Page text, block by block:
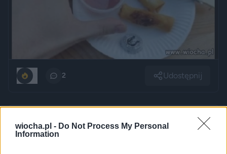
wiocha.pl - Do Not Process My Personal
Information
2 Udostępnij
Ależ ten Pan Arturek jest romantyczny.
przezAnatoliusz